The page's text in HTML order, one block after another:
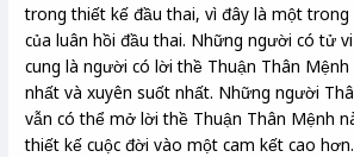
trong thiết kế đầu thai, vì đây là một trong
của luân hồi đầu thai. Những người có tử
cung là người có lời thề Thuận Thân
nhất và xuyên suốt nhất. Những người
vẫn có thể mở lời thề Thuận Thân Mệnh
thiết kế cuộc đời vào một cam kết cao